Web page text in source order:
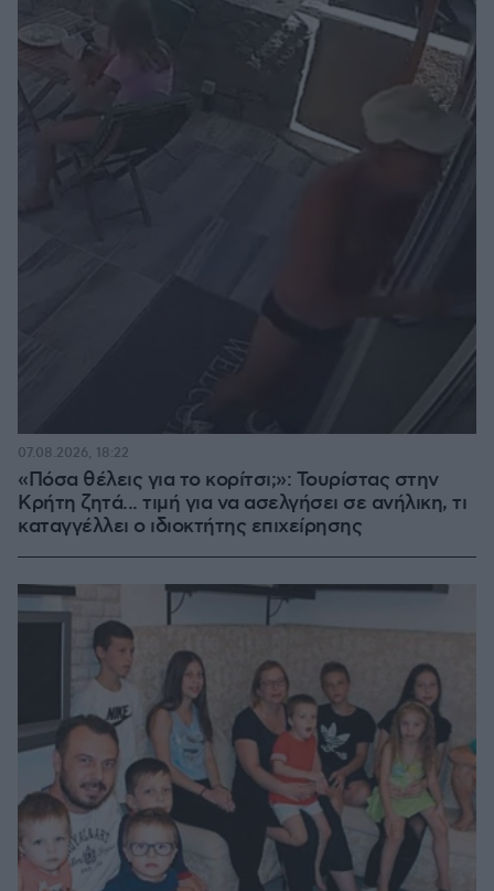
«Πόσα θέλεις για το κορίτσι;»: Τουρίστας στην
Κρήτη ζητά... τιμή για να ασελγήσει σε ανήλικη, τι
καταγγέλλει ο ιδιοκτήτης επιχείρησης
07.08.2026, 18:22